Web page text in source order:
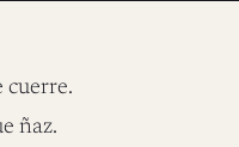
cuerre.
ñaz.